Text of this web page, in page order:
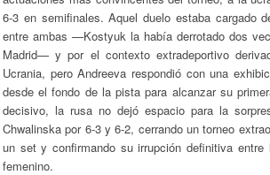
6-3 en semifinales. Aquel duelo estaba cargado
entre ambas —Kostyuk la había derrotado dos
Madrid— y por el contexto extradeportivo
Ucrania, pero Andreeva respondió con una
desde el fondo de la pista para alcanzar su
decisivo, la rusa no dejó espacio para la
Chwalinska por 6-3 y 6-2, cerrando un torneo
un set y confirmando su irrupción definitiva
femenino.